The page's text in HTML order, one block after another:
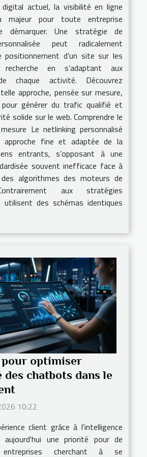
digital actuel, la visibilité en ligne
majeur pour toute entreprise
démarquer. Une stratégie de
peut radicalement
positionnement d’un site sur les
en s’adaptant aux
chaque activité. Découvrez
approche, pensée sur mesure,
générer du trafic qualifié et
solide sur le web. Comprendre le
Le netlinking personnalisé
approche fine et adaptée de la
entrants, s’opposant à une
souvent inefficace face à
algorithmes des moteurs de
aux stratégies
utilisent des schémas identiques
optimiser
chatbots dans le
10:22
client grâce à l'intelligence
une priorité pour de
entreprises cherchant à se